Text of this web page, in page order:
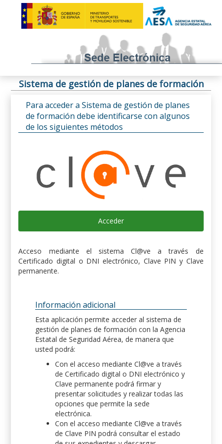
Sistema de gestión de planes de formación
Para acceder a Sistema de gestión de planes
de formación debe identificarse con algunos
de los siguientes métodos
Acceder
Acceso mediante el sistema Cl@ve a través de
Certificado digital o DNI electrónico, Clave PIN y Clave
permanente.
Información adicional
Esta aplicación permite acceder al sistema de
gestión de planes de formación con la Agencia
Estatal de Seguridad Aérea, de manera que
usted podrá:
Con el acceso mediante Cl@ve a través
de Certificado digital o DNI electrónico y
Clave permanente podrá firmar y
presentar solicitudes y realizar todas las
opciones que permite la sede
electrónica.
Con el acceso mediante Cl@ve a través
de Clave PIN podrá consultar el estado